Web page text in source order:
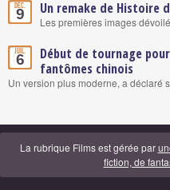
Déc.
9 Un remake de Histoire
Les premières images
Juil.
6
Début de tournage
fantômes chinois
Un version plus moderne, a déclaré
La rubrique Films est gérée par
fiction, de